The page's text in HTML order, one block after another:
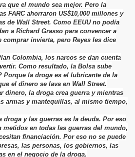
que el mundo sea mejor. Pero la
FARC ahorraron US$10,000 millones y
de Wall Street. Como EEUU no podía
a Richard Grasso para convencer a
comprar invierta, pero Reyes les dice
Colombia, los narcos se dan cuenta
Como resultado, la Bolsa sube
Porque la droga es el lubricante de la
el dinero se lava en Wall Street.
dinero, la droga crea guerra y mientras
armas y mantequillas, al mismo tiempo,
droga y las guerras es la deuda. Por eso
metidos en todas las guerras del mundo,
financiación. Por eso no se puede
las personas, los gobiernos, las
en el negocio de la droga.